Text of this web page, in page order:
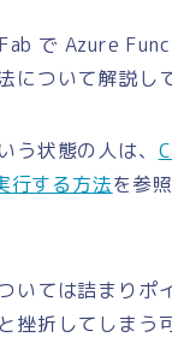
で Azure
について解説し
う状態の人は、
行する方法を参
いては詰まりポ
挫折してしまう